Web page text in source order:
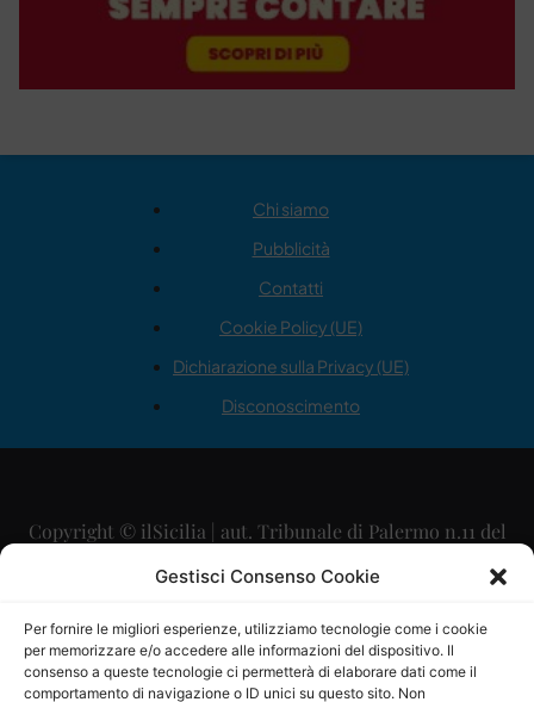
Gestisci Consenso Cookie
Per fornire le migliori esperienze, utilizziamo tecnologie come i cookie
per memorizzare e/o accedere alle informazioni del dispositivo. Il
consenso a queste tecnologie ci permetterà di elaborare dati come il
comportamento di navigazione o ID unici su questo sito. Non
Chi siamo
Pubblicità
Contatti
Cookie Policy (UE)
Dichiarazione sulla Privacy (UE)
Disconoscimento
Copyright © ilSicilia | aut. Tribunale di Palermo n.11 del
29/09/2015
Direttore Editoriale: Maurizio Scaglione